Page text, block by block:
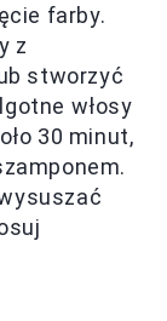
farby.
z
stworzyć
włosy
30 minut,